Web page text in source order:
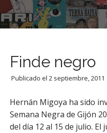
t
Finde negro
Publicado el 2 septiembre, 2011
Hernán Migoya ha sido
Semana Negra de Gijón
del día 12 al 15 de julio. El